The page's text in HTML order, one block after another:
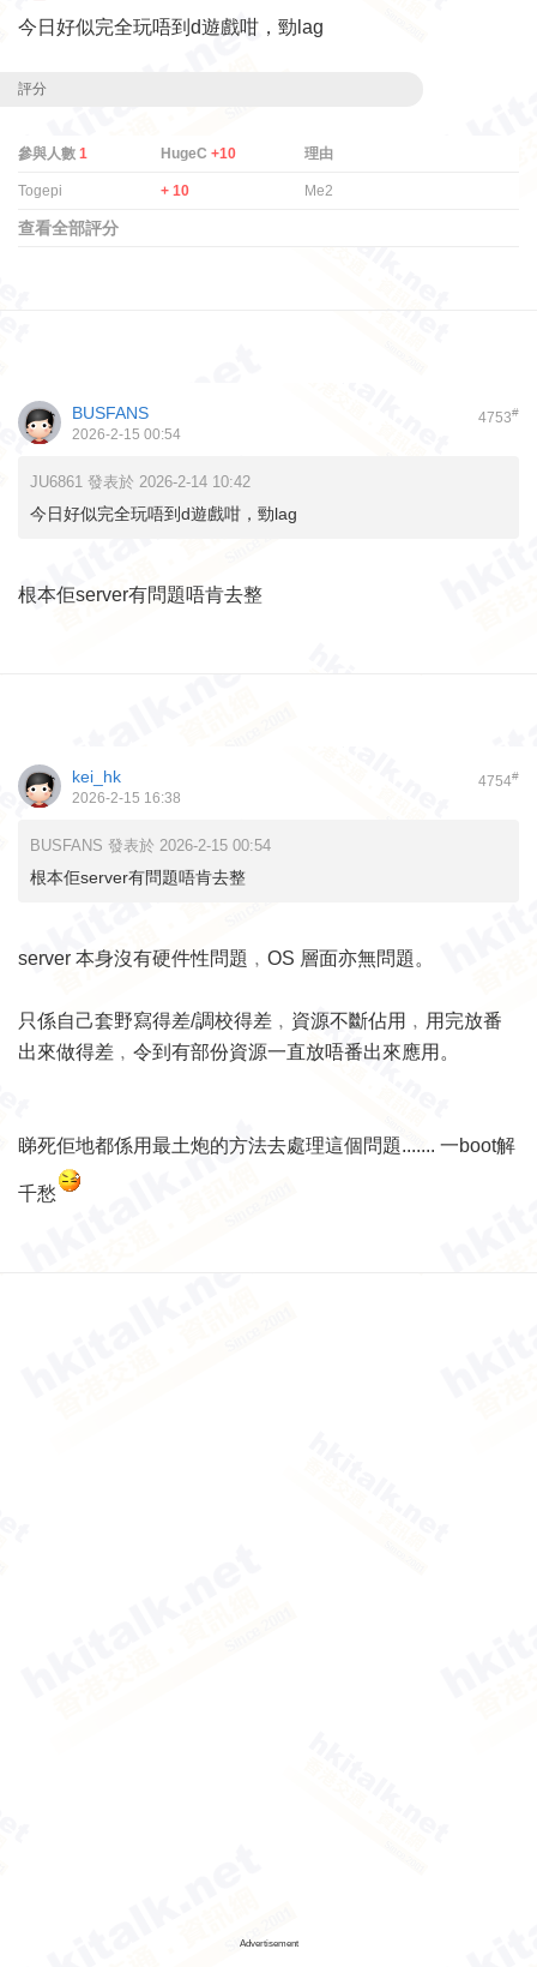
今日好似完全玩唔到d遊戲咁，勁lag
評分
參與人數 1 HugeC+10 理由
Togepi + 10 Me2
查看全部評分
4753#
BUSFANS
2026-2-15 00:54
JU6861 發表於 2026-2-14 10:42
今日好似完全玩唔到d遊戲咁，勁lag
根本佢server有問題唔肯去整
4754#
kei_hk
2026-2-15 16:38
BUSFANS 發表於 2026-2-15 00:54
根本佢server有問題唔肯去整
server 本身沒有硬件性問題﹐OS 層面亦無問題。
只係自己套野寫得差/調校得差﹐資源不斷佔用﹐用完放番
出來做得差﹐令到有部份資源一直放唔番出來應用。
睇死佢地都係用最土炮的方法去處理這個問題....... 一boot解
千愁
Advertisement